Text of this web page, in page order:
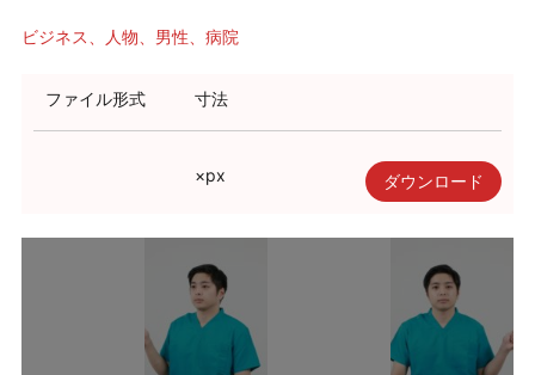
ビジネス 人物 男性 病院
ファイル形式 寸法
×px ダウンロード